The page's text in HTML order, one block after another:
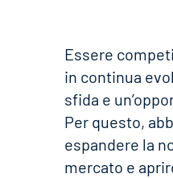
Essere
in continua
sfida e
Per questo,
espandere la
mercato e